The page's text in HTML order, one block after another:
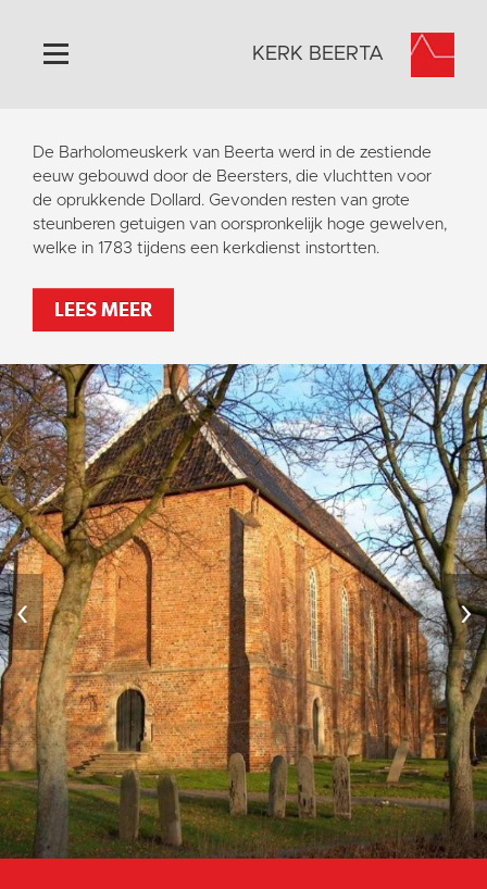
Home
Algemeen
Historie
Omgeving
Activiteiten
Steun ons
Vaktaal
KERK BEERTA
De Barholomeuskerk van Beerta werd in de zestiende
eeuw gebouwd door de Beersters, die vluchtten voor
de oprukkende Dollard. Gevonden resten van grote
steunberen getuigen van oorspronkelijk hoge gewelven,
welke in 1783 tijdens een kerkdienst instortten.
LEES MEER
‹ ›